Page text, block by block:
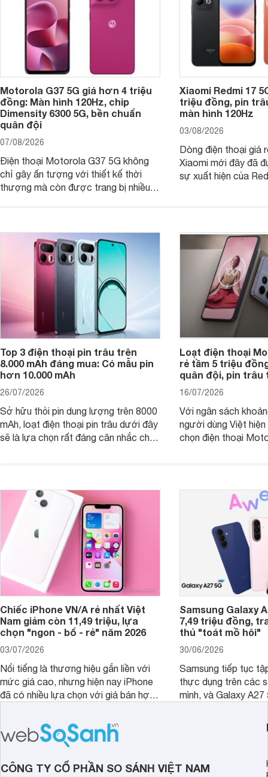
Motorola G37 5G giá hơn 4 triệu
đồng: Màn hình 120Hz, chip
Dimensity 6300 5G, bền chuẩn
quân đội
07/08/2026
Điện thoại Motorola G37 5G không
chỉ gây ấn tượng với thiết kế thời
thượng mà còn được trang bị nhiều
Xiaomi Redmi 17
triệu đồng, pin
màn hình 120Hz
03/08/2026
Dòng điện thoại giá
Xiaomi mới đây đã
sự xuất hiện của
Top 3 điện thoại pin trâu trên
8.000 mAh đáng mua: Có mẫu pin
hơn 10.000 mAh
26/07/2026
Sở hữu thỏi pin dung lượng trên 8000
mAh, loạt điện thoại pin trâu dưới đây
sẽ là lựa chọn rất đáng cân nhắc cho
Loạt điện thoại
rẻ tầm 5 triệu
quân đội, pin trâu
16/07/2026
Với ngân sách
người dùng Việt
chọn điện thoại
Chiếc iPhone VN/A rẻ nhất Việt
Nam giảm còn 11,49 triệu, lựa
chọn "ngon - bổ - rẻ" năm 2026
03/07/2026
Nổi tiếng là thương hiệu gắn liền với
mức giá cao, nhưng hiện nay iPhone
đã có nhiều lựa chọn với giá bán hợp
cận sản phẩm chính hãng.
Samsung Galaxy
7,49 triệu đồng,
thủ "toát mồ hôi"
30/06/2026
Samsung tiếp tục
thực dụng trên các
mình, và Galaxy
tới cho người dùng
lượng với nhiều
CÔNG TY CỔ PHẦN SO SÁNH VIỆT NAM